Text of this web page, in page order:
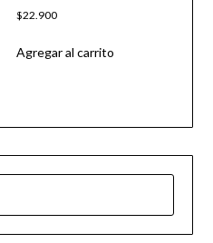
$22.900
Agregar al carrito